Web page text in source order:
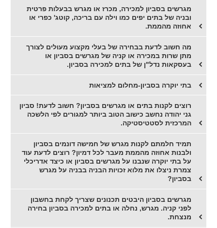
מגרשים בסביון למכירה, מכרז או מגרש בבעלות פרטית
ובניה של בתים יפים כמו וילה עם בריכה, קוטג' כפרי או
אחוזה מהממת.
מה חשוב לדעת בבחירה של בעלי מקצוע מעולים לצורך
מתן שרות במכירה או קניה של מגרשים בסביון או
בעסקאות נדל"ן של בתים למכירה בסביון.
בתי יוקרה בסביון-מחלום למציאות
רוצים לקנות בתים או מגרשים בסביון? חשוב לדעת! סביון
גני יהודה נחשב כישוב הטוב ביותר למגורים לפי הלשכה
המרכזית לסטטיסטיקה.
תמיד חלמתם לקנות מגרש של חמישה דונמים בסביון
ולבנות אחוזה מהממת מעבר לכל דמיון? רוצים לדעת עוד
על בתי יוקרה שנבנו על מגרשים בסביון או כיצד אדריכלי
צמרת ניצלו את מלוא זכויות הבניה בבניה על מגרש
בסביון?
מגרשים בסביון היבטים תכנונים שצריך לקחת בחשבון
לפני קניה. מגרש, נחלה או בתים למכירה בסביון בחירה
מנצחת.